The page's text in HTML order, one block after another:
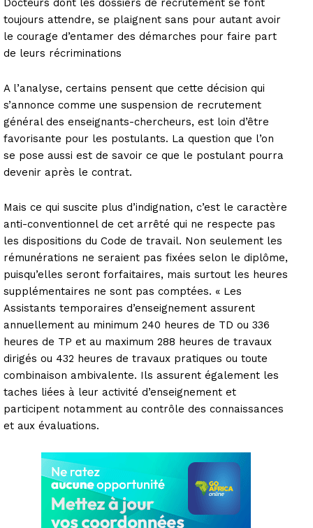
toujours attendre, se plaignent sans pour autant avoir
le courage d’entamer des démarches pour faire part
de leurs récriminations
A l’analyse, certains pensent que cette décision qui
s’annonce comme une suspension de recrutement
général des enseignants-chercheurs, est loin d’être
favorisante pour les postulants. La question que l’on
se pose aussi est de savoir ce que le postulant pourra
devenir après le contrat.
Mais ce qui suscite plus d’indignation, c’est le caractère
anti-conventionnel de cet arrêté qui ne respecte pas
les dispositions du Code de travail. Non seulement les
rémunérations ne seraient pas fixées selon le diplôme,
puisqu’elles seront forfaitaires, mais surtout les heures
supplémentaires ne sont pas comptées. « Les
Assistants temporaires d’enseignement assurent
annuellement au minimum 240 heures de TD ou 336
heures de TP et au maximum 288 heures de travaux
dirigés ou 432 heures de travaux pratiques ou toute
combinaison ambivalente. Ils assurent également les
taches liées à leur activité d’enseignement et
participent notamment au contrôle des connaissances
et aux évaluations.